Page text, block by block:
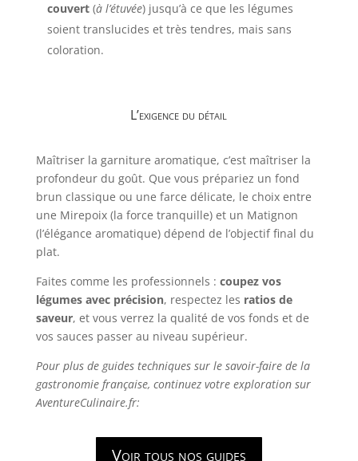
couvert(à l’étuvée) jusqu’à ce que les légumes
soient translucides et très tendres, mais sans
coloration.
L’exigence du détail
Maîtriser la garniture aromatique, c’est maîtriser la
profondeur du goût. Que vous prépariez un fond
brun classique ou une farce délicate, le choix entre
une Mirepoix (la force tranquille) et un Matignon
(l’élégance aromatique) dépend de l’objectif final du
plat.
Faites comme les professionnels : coupez vos
légumes avec précision, respectez les ratios de
saveur, et vous verrez la qualité de vos fonds et de
vos sauces passer au niveau supérieur.
Pour plus de guides techniques sur le savoir-faire de la
gastronomie française, continuez votre exploration sur
AventureCulinaire.fr:
Voir tous nos guides